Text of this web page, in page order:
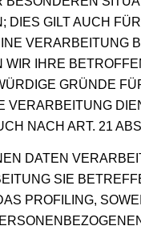
DIES GILT AUCH
VERARBEITUNG
IHRE
GRÜNDE
VERARBEITUNG
NACH ART. 21
DATEN
SIE
PROFILING,